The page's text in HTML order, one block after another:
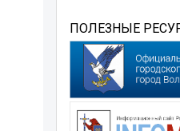
ПОЛЕЗНЫЕ